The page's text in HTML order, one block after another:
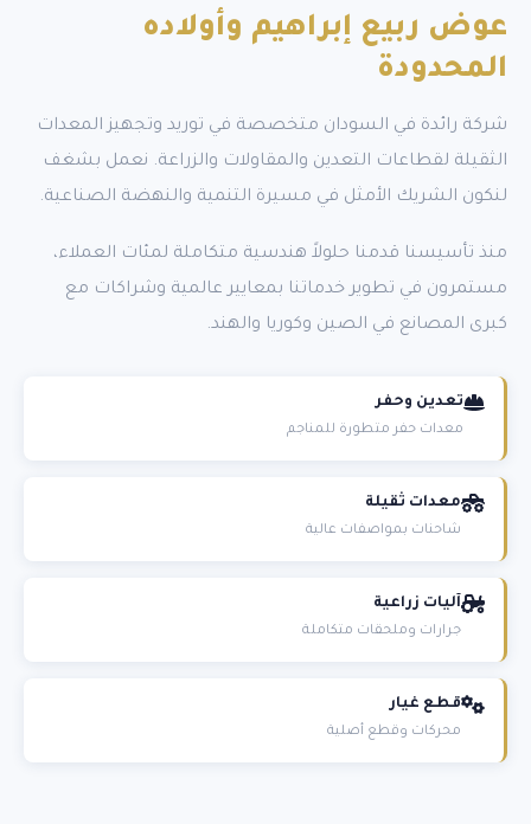
عوض ربيع إبراهيم وأولاده
المحدودة
شركة رائدة في السودان متخصصة في توريد وتجهيز المعدات
الثقيلة لقطاعات التعدين والمقاولات والزراعة. نعمل بشغف
لنكون الشريك الأمثل في مسيرة التنمية والنهضة الصناعية.
منذ تأسيسنا قدمنا حلولاً هندسية متكاملة لمئات العملاء،
مستمرون في تطوير خدماتنا بمعايير عالمية وشراكات مع
كبرى المصانع في الصين وكوريا والهند.
تعدين وحفر
معدات حفر متطورة للمناجم
معدات ثقيلة
شاحنات بمواصفات عالية
آليات زراعية
جرارات وملحقات متكاملة
قطع غيار
محركات وقطع أصلية